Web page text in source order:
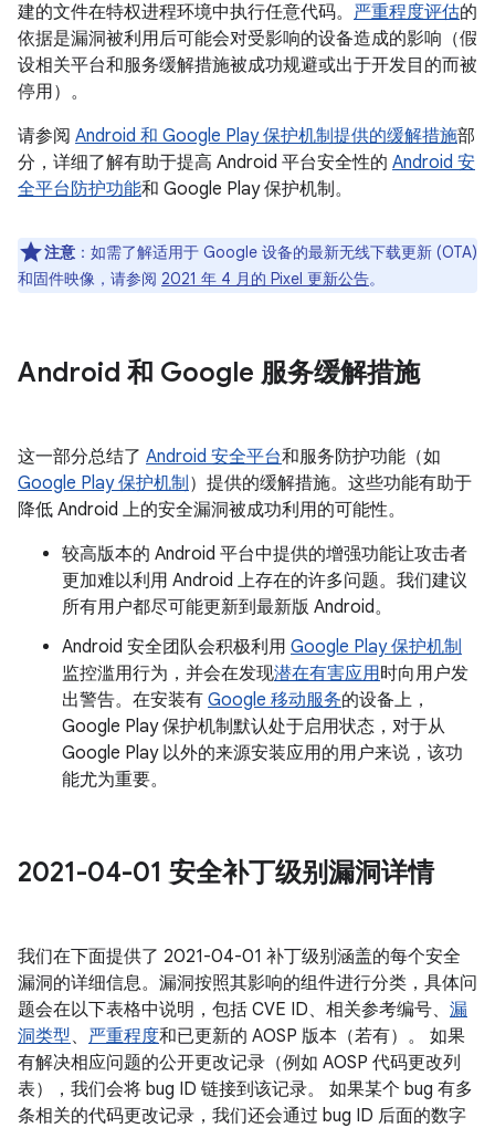
建的文件在特权进程环境中执行任意代码。 严重程度评估的
依据是漏洞被利用后可能会对受影响的设备造成的影响（假
设相关平台和服务缓解措施被成功规避或出于开发目的而被
停用）。
请参阅 Android 和 Google Play 保护机制提供的缓解措施部
分，详细了解有助于提高 Android 平台安全性的 Android 安
全平台防护功能和 Google Play 保护机制。
注意 ：如需了解适用于 Google 设备的最新无线下载更新 (OTA)
和固件映像，请参阅 2021 年 4 月的 Pixel 更新公告。
Android 和 Google 服务缓解措施
这一部分总结了 Android 安全平台和服务防护功能（如
Google Play 保护机制 ）提供的缓解措施。这些功能有助于
降低 Android 上的安全漏洞被成功利用的可能性。
较高版本的 Android 平台中提供的增强功能让攻击者
更加难以利用 Android 上存在的许多问题。我们建议
所有用户都尽可能更新到最新版 Android。
Android 安全团队会积极利用 Google Play 保护机制
监控滥用行为，并会在发现潜在有害应用时向用户发
出警告。在安装有 Google 移动服务的设备上，
Google Play 保护机制默认处于启用状态，对于从
Google Play 以外的来源安装应用的用户来说，该功
能尤为重要。
2021-04-01 安全补丁级别漏洞详情
我们在下面提供了 2021-04-01 补丁级别涵盖的每个安全
漏洞的详细信息。漏洞按照其影响的组件进行分类，具体问
题会在以下表格中说明，包括 CVE ID、相关参考编号、 漏
洞类型、 严重程度和已更新的 AOSP 版本（若有）。 如果
有解决相应问题的公开更改记录（例如 AOSP 代码更改列
表），我们会将 bug ID 链接到该记录。 如果某个 bug 有多
条相关的代码更改记录，我们还会通过 bug ID 后面的数字